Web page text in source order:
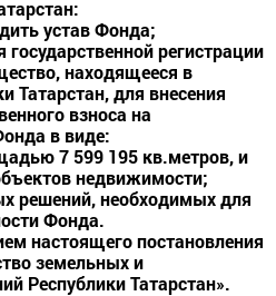
устав Фонда;
регистрации
находящееся в
Татарстан, для внесения
взноса на
в виде:
7 599 195 кв.метров, и
недвижимости;
решений, необходимых для
Фонда.
настоящего постановления
земельных и
Республики Татарстан».